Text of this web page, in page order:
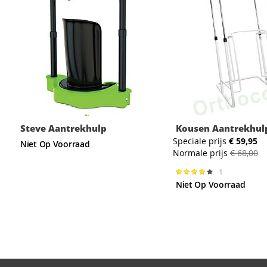
Steve Aantrekhulp
Niet Op Voorraad
Kousen
Speciale prijs € 59,95
Normale prijs € 68,00
Waardering:
80%
1
Niet Op Voorraad